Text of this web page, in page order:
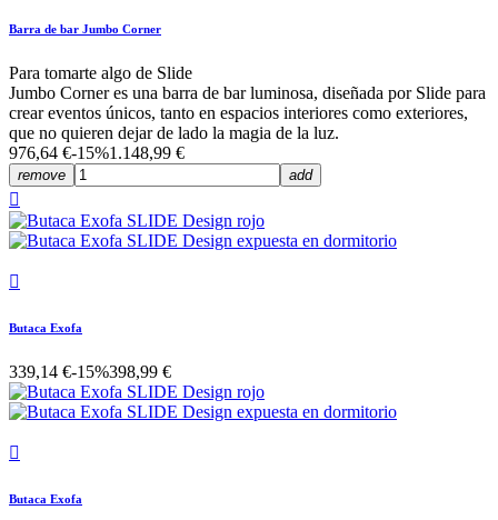
Barra de bar Jumbo Corner
Para tomarte algo de Slide
Jumbo Corner es una barra de bar luminosa, diseñada por Slide para
crear eventos únicos, tanto en espacios interiores como exteriores,
que no quieren dejar de lado la magia de la luz.
976,64 €-15%1.148,99 €
remove add


Butaca Exofa
339,14 €-15%398,99 €

Butaca Exofa